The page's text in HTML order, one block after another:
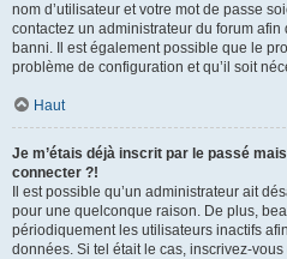
nom d’utilisateur et votre mot de passe
contactez un administrateur du forum
banni. Il est également possible que le
problème de configuration et qu’il soit
Haut
Je m’étais déjà inscrit par le passé
connecter ?!
Il est possible qu’un administrateur ait
pour une quelconque raison. De plus,
périodiquement les utilisateurs inactifs
données. Si tel était le cas, inscrivez-